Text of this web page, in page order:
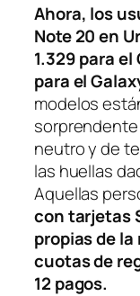
Ahora, los
Note 20 en
1.329 para el
para el
modelos
neutro y de
las huellas
Aquellas
con tarjetas
propias de
cuotas de
12 pagos.